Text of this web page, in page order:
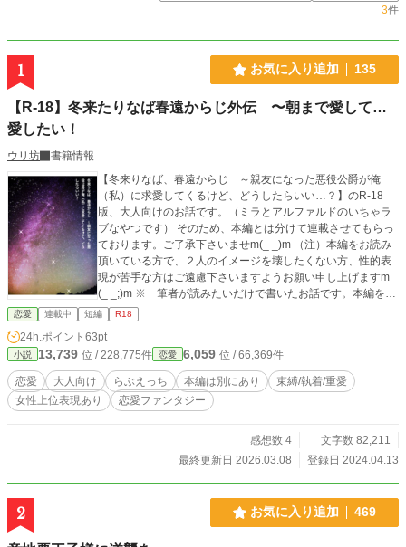
3件
1 お気に入り追加 135
【R-18】冬来たりなば春遠からじ外伝 〜朝まで愛して…
愛したい！
ウリ坊
書籍情報
【冬来りなば、春遠からじ ～親友になった悪役公爵が俺
（私）に求愛してくるけど、どうしたらいい…？】のR-18
版、大人向けのお話です。（ミラとアルファルドのいちゃラ
ブなやつです） そのため、本編とは分けて連載させてもらっ
ております。ご了承下さいませm(_ _)m （注）本編をお読み
頂いている方で、２人のイメージを壊したくない方、性的表
現が苦手な方はご遠慮下さいますようお願い申し上げますm
(_ _;)m ※ 筆者が読みたいだけで書いたお話です。本編を読
んでいない方は二人の関係性や登場人物がわからないように
なっております。もし気になった方がいらっしゃいました
ら、本編を閲覧していただけますと嬉しいです！（恋愛ファ
ンタジーで長編になってます）
恋愛 連載中 短編 R18
24h.ポイント 63pt
小説 13,739 位 / 228,775件 恋愛 6,059 位 / 66,369件
恋愛 大人向け らぶえっち 本編は別にあり
束縛/執着/重愛
女性上位表現あり
恋愛ファンタジー
感想数 4
文字数 82,211
最終更新日 2026.03.08
登録日 2024.04.13
2 お気に入り追加 469